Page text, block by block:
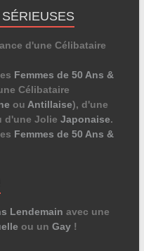
d'une Célibataire
Femmes de 50 Ans &
Célibataire
ou Antillaise), d'une
d'une Jolie Japonaise.
Femmes de 50 Ans &
Lendemain avec une
ou un Gay!